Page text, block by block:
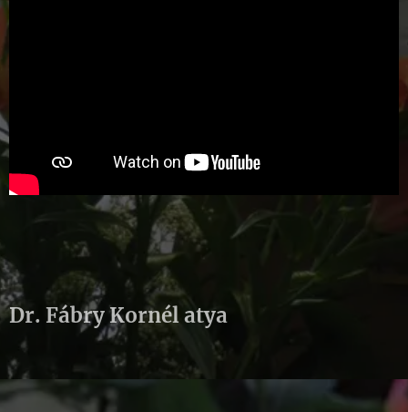
Dr. Fábry Kornél atya